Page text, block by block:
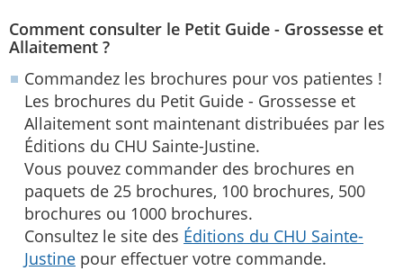
Comment consulter le Petit Guide - Grossesse et
Allaitement ?
Commandez les brochures pour vos patientes !
Les brochures du Petit Guide - Grossesse et
Allaitement sont maintenant distribuées par les
Éditions du CHU Sainte-Justine.
Vous pouvez commander des brochures en
paquets de 25 brochures, 100 brochures, 500
brochures ou 1000 brochures.
Consultez le site des Éditions du CHU Sainte-
Justine pour effectuer votre commande.